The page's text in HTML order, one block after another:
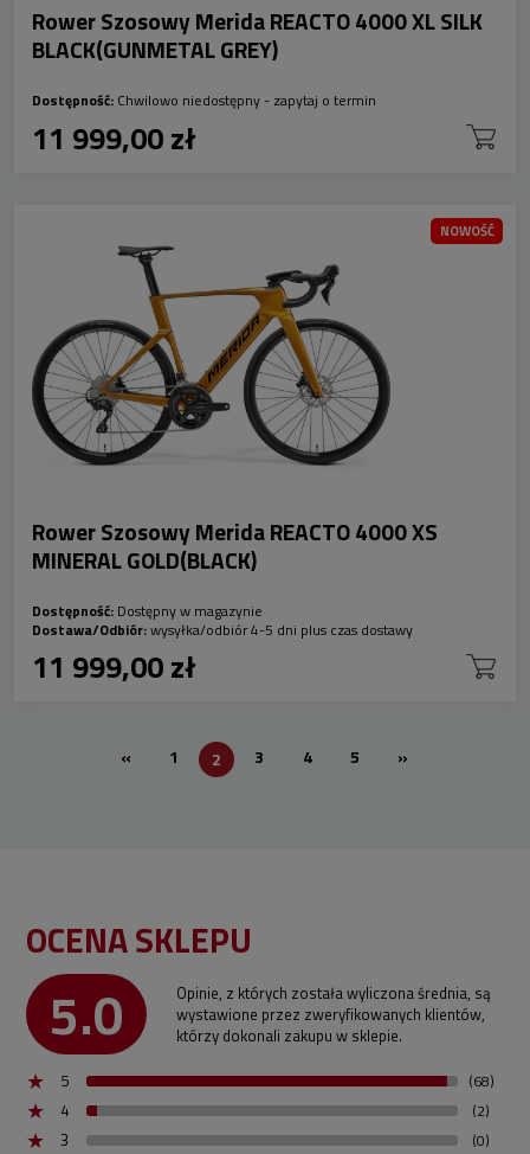
Rower Szosowy Merida REACTO 4000 XL SILK
BLACK(GUNMETAL GREY)
Dostępność: Chwilowo niedostępny - zapytaj o termin
11 999,00 zł
Rower Szosowy Merida REACTO 4000 XS
MINERAL GOLD(BLACK)
Dostępność: Dostępny w magazynie
Dostawa/Odbiór:wysyłka/odbiór 4-5 dni plus czas dostawy
11 999,00 zł
NOWOŚĆ
« 1 2 3 4 5 »
OCENA SKLEPU
5.0
Opinie, z których została wyliczona średnia, są
wystawione przez zweryfikowanych klientów,
którzy dokonali zakupu w sklepie.
5
(68)
4 (2)
3 (0)